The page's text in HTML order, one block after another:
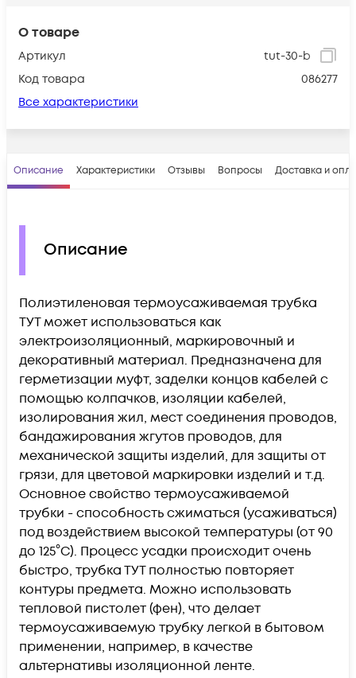
О товаре
Артикул
tut-30-b
Код товара
086277
Все характеристики
Описание Характеристики Отзывы Вопросы Доставка и
Описание
Полиэтиленовая термоусаживаемая трубка
ТУТ может использоваться как
электроизоляционный, маркировочный и
декоративный материал. Предназначена для
герметизации муфт, заделки концов кабелей с
помощью колпачков, изоляции кабелей,
изолирования жил, мест соединения проводов,
бандажирования жгутов проводов, для
механической защиты изделий, для защиты от
грязи, для цветовой маркировки изделий и т.д.
Основное свойство термоусаживаемой
трубки - способность сжиматься (усаживаться)
под воздействием высокой температуры (от 90
до 125°С). Процесс усадки происходит очень
быстро, трубка ТУТ полностью повторяет
контуры предмета. Можно использовать
тепловой пистолет (фен), что делает
термоусаживаемую трубку легкой в бытовом
применении, например, в качестве
альтернативы изоляционной ленте.